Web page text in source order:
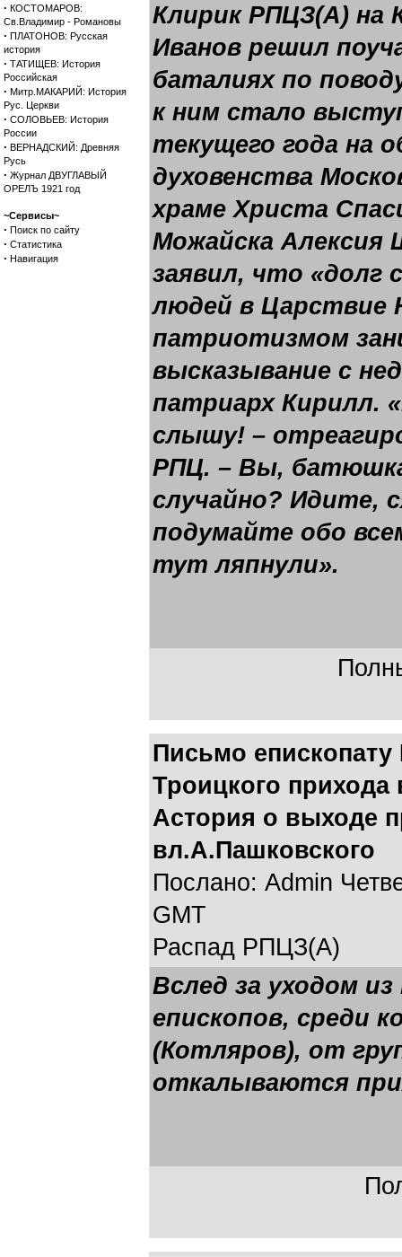
· КОСТОМАРОВ:
Св.Владимир - Романовы
· ПЛАТОНОВ: Русская
история
· ТАТИЩЕВ: История
Российская
· Митр.МАКАРИЙ: История
Рус. Церкви
· СОЛОВЬЕВ: История
России
· ВЕРНАДСКИЙ: Древняя
Русь
· Журнал ДВУГЛАВЫЙ
ОРЕЛЪ 1921 год
~Сервисы~
· Поиск по сайту
· Статистика
· Навигация
Клирик РПЦЗ(А) на
Иванов решил
баталиях по
к ним стало
текущего года на
духовенства
храме Христа
Можайска
заявил, что «долг
людей в Царствие
патриотизмом
высказывание с
патриарх Кирилл.
слышу! –
РПЦ. – Вы,
случайно? Идите,
подумайте обо
тут ляпнули».
Письмо
Троицкого
Астория о выходе
вл.А.Пашковского
Послано: Admin
GMT
Распад РПЦЗ(А)
Вслед за уходом
епископов, среди
(Котляров), от
откалываются